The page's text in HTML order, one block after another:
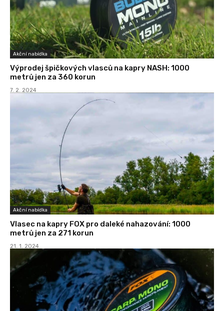
Akční nabídka
Výprodej špičkových vlasců na kapry NASH: 1000
metrů jen za 360 korun
7. 2. 2024
Akční nabídka
Vlasec na kapry FOX pro daleké nahazování: 1000
metrů jen za 271 korun
21. 1. 2024